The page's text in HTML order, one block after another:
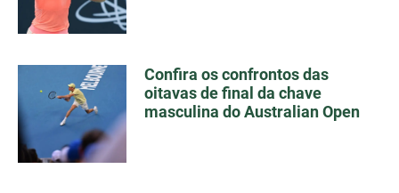
Confira os confrontos das
oitavas de final da chave
masculina do Australian Open